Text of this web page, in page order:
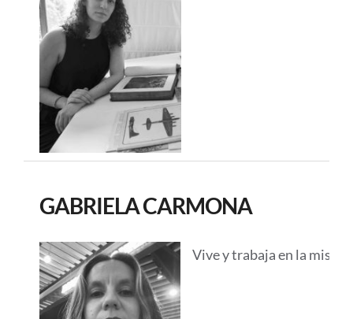
GABRIELA CARMONA
Vive y trabaja en la